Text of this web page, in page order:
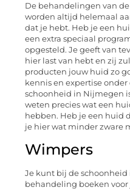
De behandelingen van
worden altijd helemaal
dat je hebt. Heb je een
een extra speciaal
opgesteld. Je geeft van
hier last van hebt en zij
producten jouw huid zo
kennis en expertise
schoonheid in Nijmegen
weten precies wat een
hebben. Heb je een huid
je hier wat minder zware
Wimpers
Je kunt bij de
behandeling boeken